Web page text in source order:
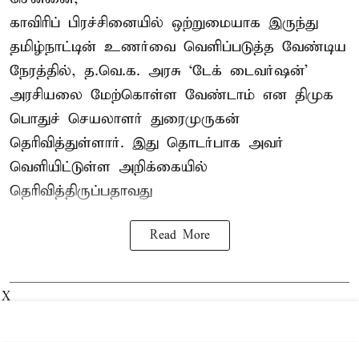
காவிரிப் பிரச்சினையில் ஒற்றுமையாக இருந்து
தமிழ்நாட்டின் உணர்வை வெளிப்படுத்த வேண்டிய
நேரத்தில், த.வெ.க. அரசு ‘டேக் டைவர்ஷன்’
அரசியலை மேற்கொள்ள வேண்டாம் என திமுக
பொதுச் செயலாளர் துரைமுருகன்
தெரிவித்துள்ளார். இது தொடர்பாக அவர்
வெளியிட்டுள்ள அறிக்கையில்
தெரிவித்திருப்பதாவது
Read More
X